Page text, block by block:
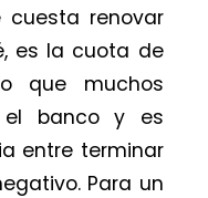
cuesta renovar
es la cuota de
que muchos
el banco y es
entre terminar
Para un